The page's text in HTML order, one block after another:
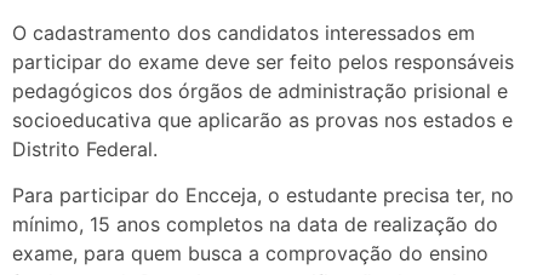
O cadastramento dos candidatos interessados em
participar do exame deve ser feito pelos responsáveis
pedagógicos dos órgãos de administração prisional e
socioeducativa que aplicarão as provas nos estados e
Distrito Federal.
Para participar do Encceja, o estudante precisa ter, no
mínimo, 15 anos completos na data de realização do
exame, para quem busca a comprovação do ensino